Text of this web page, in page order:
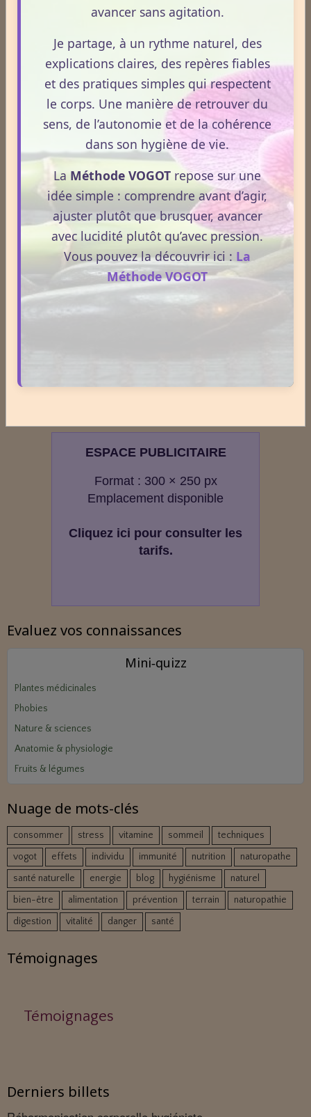
À quelle fréquence consultez-vous le site VOGOT ?
Plusieurs fois par semaine
Une fois par semaine
Plus rarement
Voter Voir les résultats
Statistiques
Aujourd'hui
visiteurs - 2416pages vues
Nombre de pages :1817
ESPACE PUBLICITAIRE
Format : 300 × 250 px
Emplacement disponible
Cliquez ici pour consulter les
tarifs.
Evaluez vos connaissances
Mini‑quizz
Plantes médicinales
Phobies
Nature & sciences
Anatomie & physiologie
Fruits & légumes
Nuage de mots-clés
consommer stress vitamine sommeil
techniques
vogot
effets individu immunité nutrition
naturopathe
santé naturelle
energie blog hygiénisme
naturel
bien-être
alimentation prévention terrain
naturopathie
digestion
vitalité danger santé
Témoignages
Témoignages
Derniers billets
avancer sans agitation.
Je partage, à un rythme naturel, des
explications claires, des repères fiables
et des pratiques simples qui respectent
le corps. Une manière de retrouver du
sens, de l’autonomie et de la cohérence
dans son hygiène de vie.
La Méthode VOGOT repose sur une
idée simple : comprendre avant d’agir,
ajuster plutôt que brusquer, avancer
avec lucidité plutôt qu’avec pression.
Vous pouvez la découvrir ici : La
Méthode VOGOT